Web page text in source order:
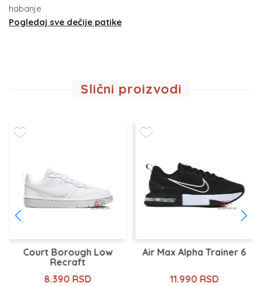
habanje
Pogledaj sve dečije patike
Slični proizvodi
Court Borough Low
Recraft
8.390 RSD
Air Max Alpha Trainer 6
11.990 RSD